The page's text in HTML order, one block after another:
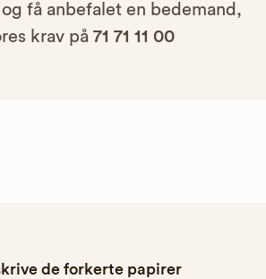
få anbefalet en bedemand,
krav på 71 71 11 00
de forkerte papirer